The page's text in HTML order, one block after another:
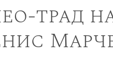
трад